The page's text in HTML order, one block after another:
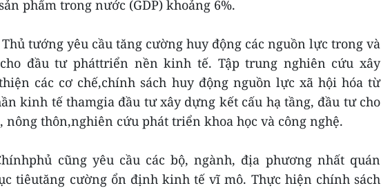
phẩm trong nước (GDP) khoảng 6%.
tướng yêu cầu tăng cường huy động các nguồn lực trong và
đầu tư pháttriển nền kinh tế. Tập trung nghiên cứu xây
các cơ chế,chính sách huy động nguồn lực xã hội hóa từ
kinh tế thamgia đầu tư xây dựng kết cấu hạ tầng, đầu tư cho
nông thôn,nghiên cứu phát triển khoa học và công nghệ.
cũng yêu cầu các bộ, ngành, địa phương nhất quán
tiêutăng cường ổn định kinh tế vĩ mô. Thực hiện chính sách